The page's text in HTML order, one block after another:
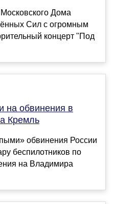
Дома
Сил с огромным
концерт "Под
на обвинения в
Кремль
обвинения России
беспилотников по
на Владимира